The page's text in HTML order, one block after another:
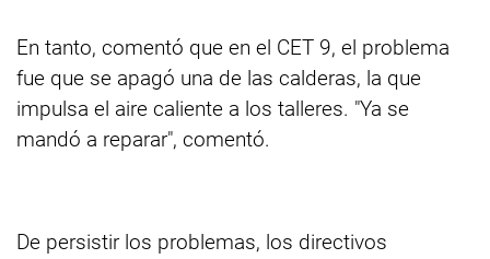
En tanto, comentó que en el CET 9, el problema
fue que se apagó una de las calderas, la que
impulsa el aire caliente a los talleres. "Ya se
mandó a reparar", comentó.
De persistir los problemas, los directivos